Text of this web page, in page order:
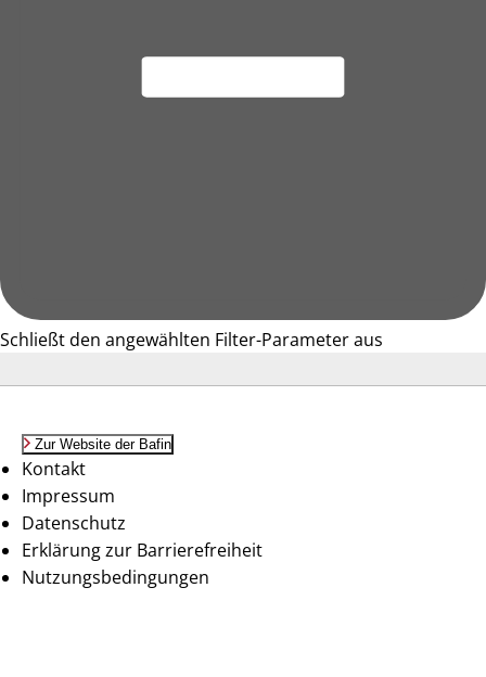
Schließt den angewählten Filter-Parameter aus
Zur Website der Bafin
Kontakt
Impressum
Datenschutz
Erklärung zur Barrierefreiheit
Nutzungsbedingungen